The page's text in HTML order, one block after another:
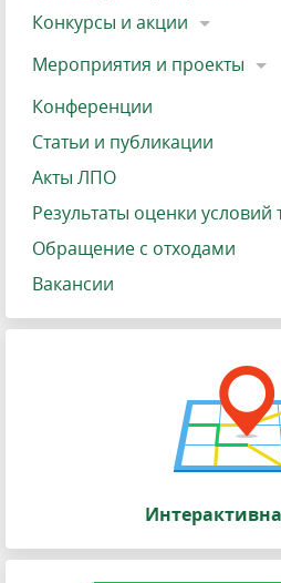
Конкурсы и акции
Мероприятия и проекты
Конференции
Статьи и публикации
Акты ЛПО
Результаты оценки условий
Обращение с отходами
Вакансии